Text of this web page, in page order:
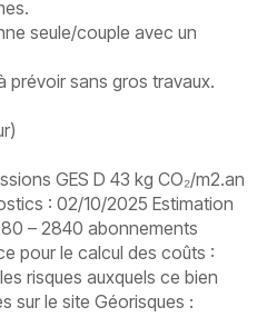
seule/couple avec un
prévoir sans gros travaux.
GES D 43 kg CO₂/m2.an
: 02/10/2025 Estimation
– 2840 abonnements
pour le calcul des coûts :
risques auxquels ce bien
sur le site Géorisques :